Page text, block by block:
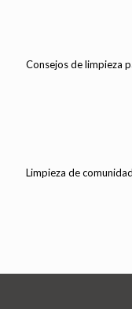
Consejos de limpieza
Limpieza de